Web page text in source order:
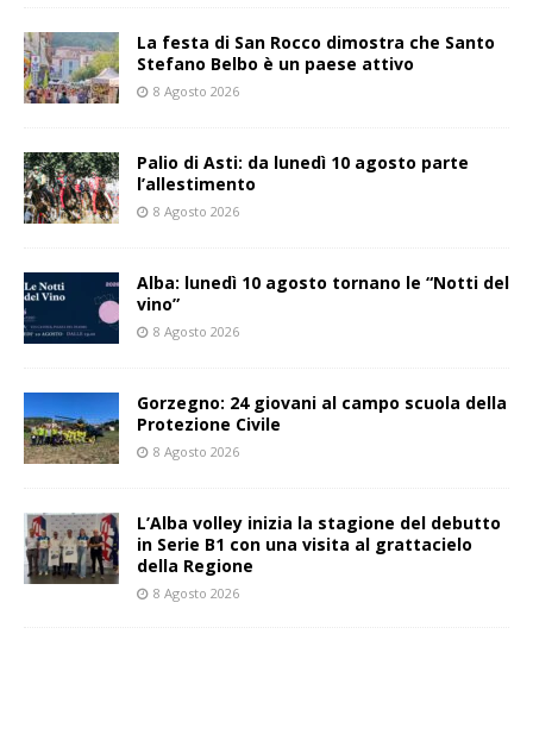
La festa di San Rocco dimostra che Santo
Stefano Belbo è un paese attivo
8 Agosto 2026
Palio di Asti: da lunedì 10 agosto parte
l’allestimento
8 Agosto 2026
Alba: lunedì 10 agosto tornano le “Notti del
vino”
8 Agosto 2026
Gorzegno: 24 giovani al campo scuola della
Protezione Civile
8 Agosto 2026
L’Alba volley inizia la stagione del debutto
in Serie B1 con una visita al grattacielo
della Regione
8 Agosto 2026